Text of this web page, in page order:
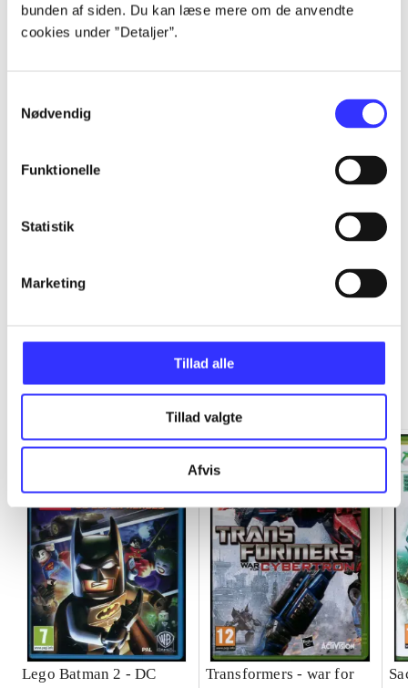
bunden af siden. Du kan læse mere om de anvendte
cookies under ”Detaljer”.
Nødvendig
Funktionelle
Statistik
Marketing
Tillad alle
Tillad valgte
Afvis
...
Minder om
Lego Batman 2 - DC
Transformers - war for